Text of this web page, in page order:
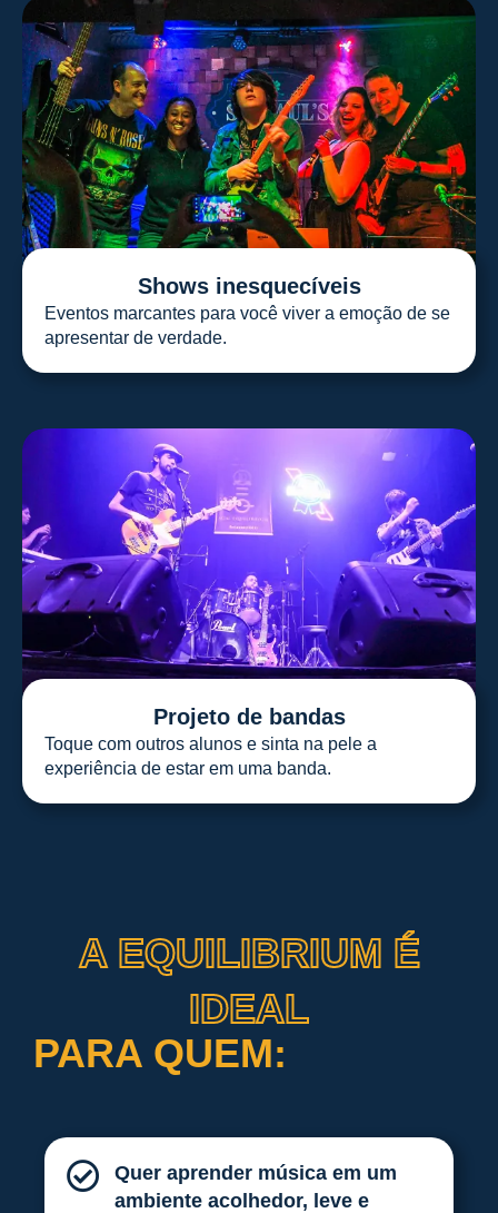
Shows inesquecíveis
Eventos marcantes para você viver a emoção de se
apresentar de verdade.
Projeto de bandas
Toque com outros alunos e sinta na pele a
experiência de estar em uma banda.
A EQUILIBRIUM É
IDEAL
PARA QUEM:
Quer aprender música em um
ambiente acolhedor, leve e